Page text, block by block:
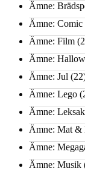
Ämne:
Ämne: Comic
Ämne: Film
Ämne:
Ämne: Jul
Ämne: Lego
Ämne:
Ämne: Mat &
Ämne:
Ämne: Musik